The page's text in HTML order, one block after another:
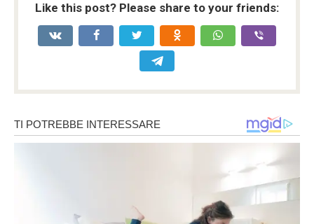
Like this post? Please share to your friends: